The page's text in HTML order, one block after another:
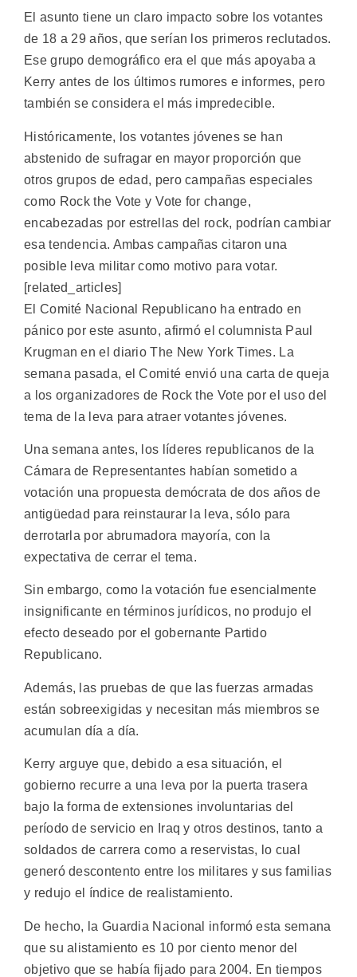
El asunto tiene un claro impacto sobre los votantes
de 18 a 29 años, que serían los primeros reclutados.
Ese grupo demográfico era el que más apoyaba a
Kerry antes de los últimos rumores e informes, pero
también se considera el más impredecible.
Históricamente, los votantes jóvenes se han
abstenido de sufragar en mayor proporción que
otros grupos de edad, pero campañas especiales
como Rock the Vote y Vote for change,
encabezadas por estrellas del rock, podrían cambiar
esa tendencia. Ambas campañas citaron una
posible leva militar como motivo para votar.
[related_articles]
El Comité Nacional Republicano ha entrado en
pánico por este asunto, afirmó el columnista Paul
Krugman en el diario The New York Times. La
semana pasada, el Comité envió una carta de queja
a los organizadores de Rock the Vote por el uso del
tema de la leva para atraer votantes jóvenes.
Una semana antes, los líderes republicanos de la
Cámara de Representantes habían sometido a
votación una propuesta demócrata de dos años de
antigüedad para reinstaurar la leva, sólo para
derrotarla por abrumadora mayoría, con la
expectativa de cerrar el tema.
Sin embargo, como la votación fue esencialmente
insignificante en términos jurídicos, no produjo el
efecto deseado por el gobernante Partido
Republicano.
Además, las pruebas de que las fuerzas armadas
están sobreexigidas y necesitan más miembros se
acumulan día a día.
Kerry arguye que, debido a esa situación, el
gobierno recurre a una leva por la puerta trasera
bajo la forma de extensiones involuntarias del
período de servicio en Iraq y otros destinos, tanto a
soldados de carrera como a reservistas, lo cual
generó descontento entre los militares y sus familias
y redujo el índice de realistamiento.
De hecho, la Guardia Nacional informó esta semana
que su alistamiento es 10 por ciento menor del
objetivo que se había fijado para 2004. En tiempos